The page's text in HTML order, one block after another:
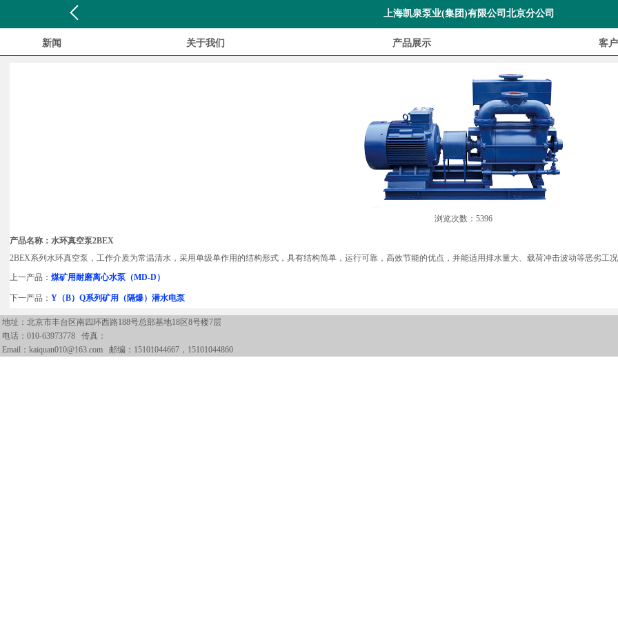
上海凯泉泵业(集团)有限公司北京分公司
新闻 关于我们 产品展示 客
浏览次数：5396
产品名称：水环真空泵2BEX
2BEX系列水环真空泵，工作介质为常温清水，采用单级单作用的结构形式，具有结构简单，运行可靠，高效节能的优点，并能适用排水量大、载荷冲击波动等恶劣工况
上一产品： 煤矿用耐磨离心水泵（MD-D）
下一产品： Y（B）Q系列矿用（隔爆）潜水电泵
地址：北京市丰台区南四环西路188号总部基地18区8号楼7层
电话： 010-63973778 传真：
Email：kaiquan010@163.com 邮编：15101044667，15101044860